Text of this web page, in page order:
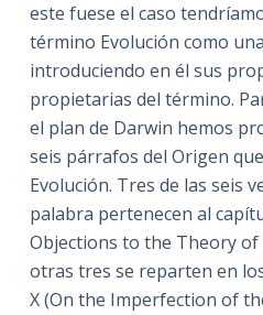
este fuese el caso
término Evolución como
introduciendo en él sus
propietarias del término.
el plan de Darwin hemos
seis párrafos del Origen
Evolución. Tres de las seis
palabra pertenecen al
Objections to the Theory of
otras tres se reparten en
X (On the Imperfection of